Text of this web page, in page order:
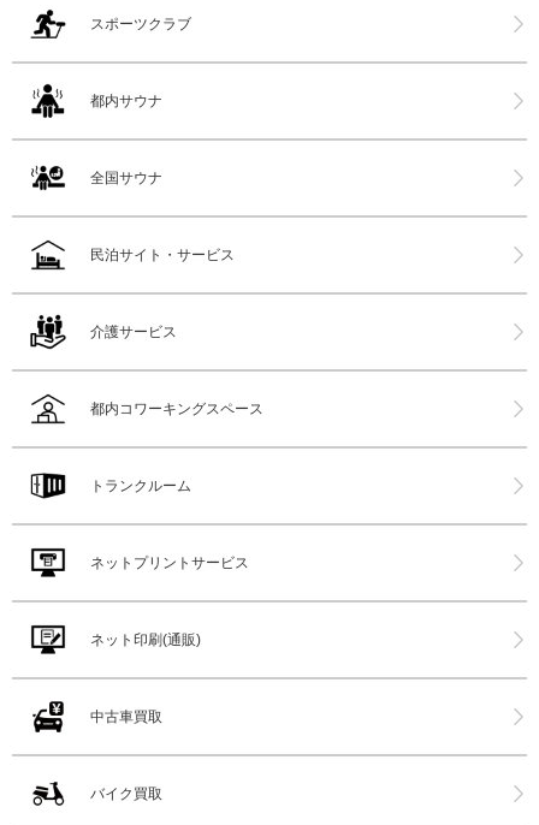
スポーツクラブ
都内サウナ
全国サウナ
民泊サイト・サービス
介護サービス
都内コワーキングスペース
トランクルーム
ネットプリントサービス
ネット印刷(通販)
中古車買取
バイク買取